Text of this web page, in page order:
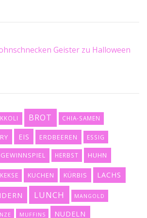
Geister zu Halloween
BROT CHIA-SAMEN
EIS ERDBEEREN ESSIG
GEWINNSPIEL HERBST HUHN
KEKSE KUCHEN KÜRBIS LACHS
LUNCH MANGOLD
MUFFINS NUDELN